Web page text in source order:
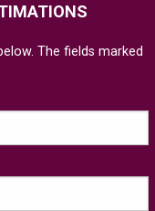
The fields marked